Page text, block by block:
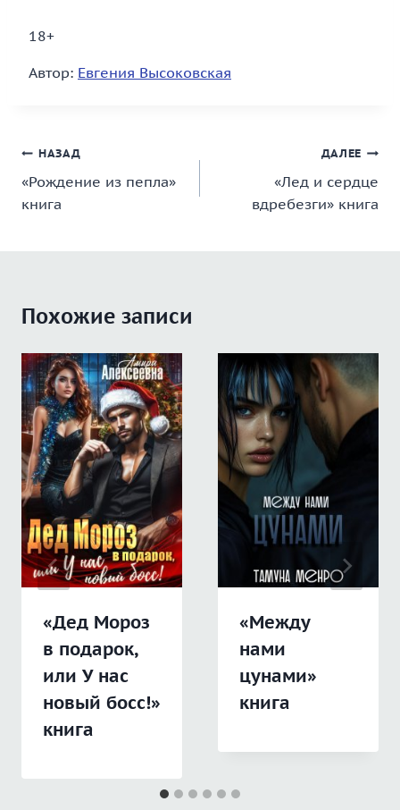
18+
Автор: Евгения Высоковская
Навигация
по
записям
НАЗАД
«Рождение из пепла»
книга
ДАЛЕЕ
«Лед и сердце
вдребезги» книга
Похожие записи
«Дед Мороз
в подарок,
или У нас
новый босс!»
книга
«Между
нами
цунами»
книга